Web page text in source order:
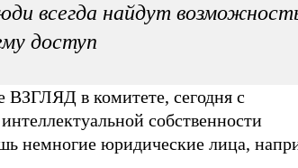
всегда найдут
доступ
ВЗГЛЯД в комитете, сегодня с
собственности
немногие юридические лица,